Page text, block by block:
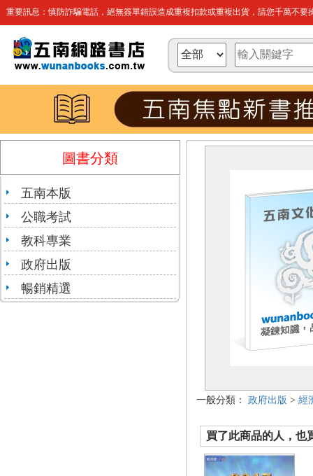
重要訊息：慎防詐騙電話，絕無簽單錯誤造成重複扣款或重複出貨，請您千萬不要
圖書分類
五南本版
公職考試
教科專業
政府出版
暢銷精選
一般分類： 政府出版 > 經
買了此商品的人，也